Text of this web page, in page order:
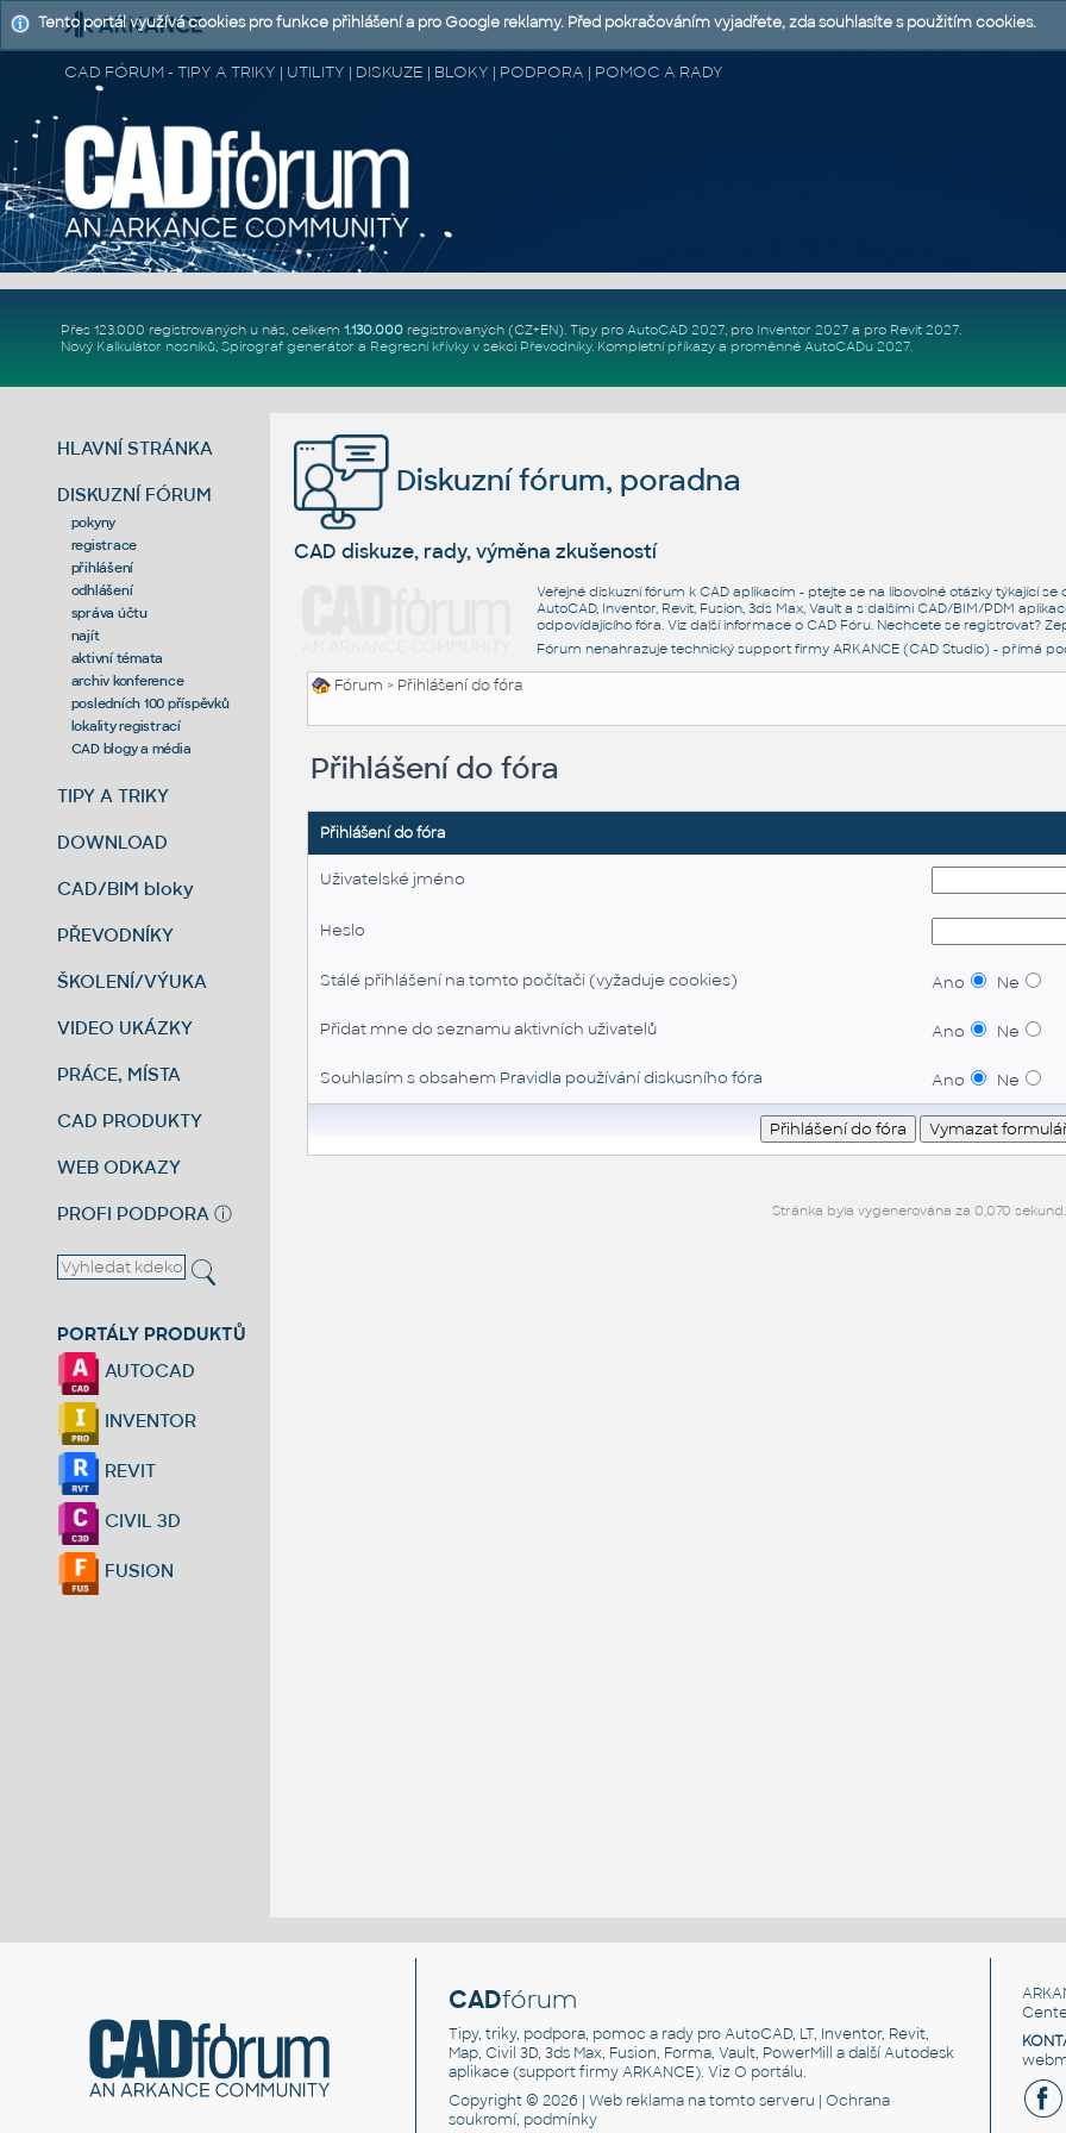
CAD FÓRUM - TIPY A TRIKY | UTILITY | DISKUZE | BLOKY | PODPORA | POMOC A RADY
Přes 123.000 registrovaných u nás, celkem 1.130.000registrovaných (CZ+EN). Tipy pro AutoCAD 2027, pro Inventor 2027a pro Revit 2027.
Nový Kalkulátor nosníků, Spirograf generátor a Regresní křivkyv sekci Převodníky. Kompletní příkazya proměnné AutoCADu 2027.
HLAVNÍ STRÁNKA
DISKUZNÍ FÓRUM
pokyny
registrace
přihlášení
odhlášení
správa účtu
najít
aktivní témata
archiv konference
posledních 100 příspěvků
lokality registrací
CAD blogy a média
TIPY A TRIKY
DOWNLOAD
CAD/BIM bloky
PŘEVODNÍKY
ŠKOLENÍ/VÝUKA
VIDEO UKÁZKY
PRÁCE, MÍSTA
CAD PRODUKTY
WEB ODKAZY
PROFI PODPORA ⓘ
PORTÁLY PRODUKTŮ
AUTOCAD
INVENTOR
REVIT
CIVIL 3D
FUSION
Diskuzní fórum, poradna
CAD diskuze, rady, výměna zkušeností
Veřejné diskuzní fórum k CAD aplikacím - ptejte se na libovolné otázky týkající
AutoCAD, Inventor, Revit, Fusion, 3ds Max, Vault a s dalšími CAD/BIM/PDM
odpovídajícího fóra. Viz další informace o CAD Fóru. Nechcete se registrovat?
Fórum nenahrazuje technický support firmy ARKANCE (CAD Studio) - přímá
Fórum > Přihlášení do fóra
Přihlášení do fóra
Přihlášení do fóra
Uživatelské jméno
Heslo
Stálé přihlášení na tomto počítači (vyžaduje cookies) Ano Ne
Přidat mne do seznamu aktivních uživatelů Ano Ne
Souhlasím s obsahem Pravidla používání diskusního fóra Ano Ne
Stránka byla vygenerována za 0,070 sekund.
CADfórum
Tipy, triky, podpora, pomoc a rady pro AutoCAD, LT, Inventor, Revit,
Map, Civil 3D, 3ds Max, Fusion, Forma, Vault, PowerMill a další Autodesk
aplikace (support firmy ARKANCE). VizO portálu.
Copyright © 2026 |Web reklama na tomto serveru |Ochrana
soukromí, podmínky
Tento portál využívá cookies pro funkce přihlášení a pro Google reklamy. Před pokračováním vyjadřete, zda souhlasíte s použitím cookies.